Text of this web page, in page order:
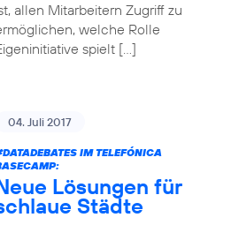
allen Mitarbeitern Zugriff zu
welche Rolle
spielt […]
04. Juli 2017
IM TELEFÓNICA
Lösungen für
Städte